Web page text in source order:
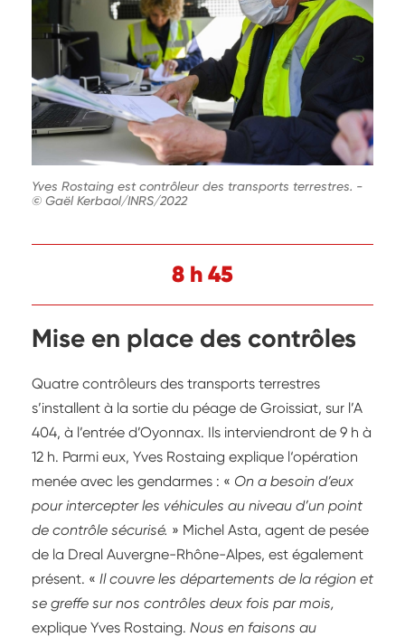
Yves Rostaing est contrôleur des transports terrestres. -
© Gaël Kerbaol/INRS/2022
8 h 45
Mise en place des contrôles
Quatre contrôleurs des transports terrestres
s’installent à la sortie du péage de Groissiat, sur l’A
404, à l’entrée d’Oyonnax. Ils interviendront de 9 h à
12 h. Parmi eux, Yves Rostaing explique l‘opération
menée avec les gendarmes : « On a besoin d’eux
pour intercepter les véhicules au niveau d’un point
de contrôle sécurisé. » Michel Asta, agent de pesée
de la Dreal Auvergne-Rhône-Alpes, est également
présent. « Il couvre les départements de la région et
se greffe sur nos contrôles deux fois par mois,
explique Yves Rostaing. Nous en faisons au